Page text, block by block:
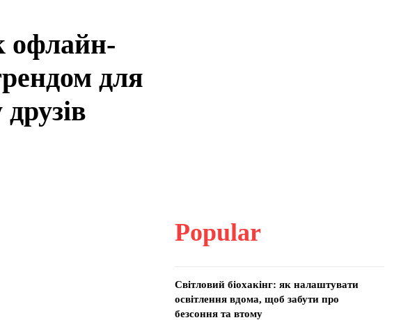
офлайн-
для
Popular
Світловий біохакінг: як налаштувати
освітлення вдома, щоб забути про
безсоння та втому